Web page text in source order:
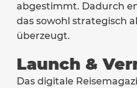
abgestimmt. Dadurch
das sowohl strategisch
überzeugt.
Launch &
Das digitale